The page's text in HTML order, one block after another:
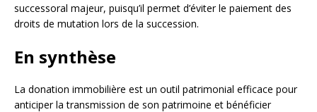
successoral majeur, puisqu’il permet d’éviter le paiement des
droits de mutation lors de la succession.
En synthèse
La donation immobilière est un outil patrimonial efficace pour
anticiper la transmission de son patrimoine et bénéficier